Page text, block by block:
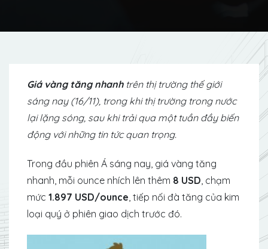
Giá vàng tăng nhanhtrên thị trường thế giới
sáng nay (16/11), trong khi thị trường trong nước
lại lặng sóng, sau khi trải qua một tuần đầy biến
động với những tin tức quan trọng.
Trong đầu phiên Á sáng nay, giá vàng tăng
nhanh, mỗi ounce nhích lên thêm 8 USD , chạm
mức 1.897 USD/ounce , tiếp nối đà tăng của kim
loại quý ở phiên giao dịch trước đó.